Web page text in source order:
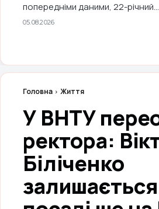
попередніми даними, 22-річний...
05.08.2026